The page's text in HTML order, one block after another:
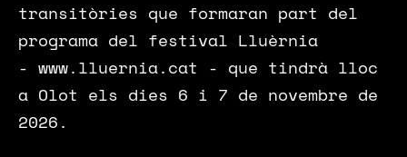
transitòries que formaran part del
programa del festival Lluèrnia
- www.lluernia.cat - que tindrà lloc
a Olot els dies 6 i 7 de novembre de
2026.